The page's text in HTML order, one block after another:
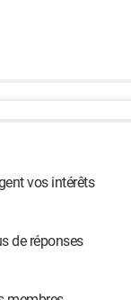
vos intérêts
de réponses